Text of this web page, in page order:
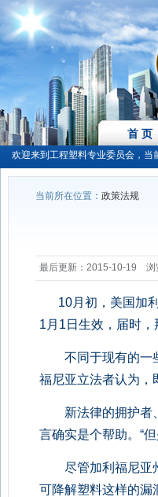
首 页
欢迎来到工程塑料专业委员会，当
当前所在位置： 政策法规
最后更新：2015-10-19 浏
10月初，美国加利
1月1日生效，届时
不同于现有的一些
福尼亚立法者认为，
新法律的拥护者、
言确实是个帮助。“
尽管加利福尼亚州
可降解塑料这样的漏